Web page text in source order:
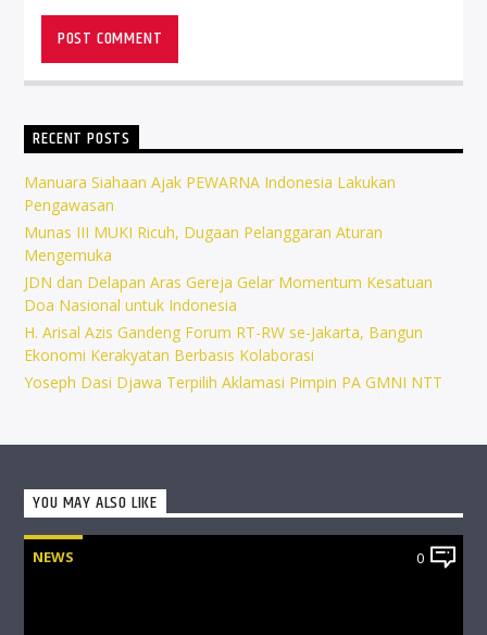
RECENT POSTS
Manuara Siahaan Ajak PEWARNA Indonesia Lakukan
Pengawasan
Munas III MUKI Ricuh, Dugaan Pelanggaran Aturan
Mengemuka
JDN dan Delapan Aras Gereja Gelar Momentum Kesatuan
Doa Nasional untuk Indonesia
H. Arisal Azis Gandeng Forum RT-RW se-Jakarta, Bangun
Ekonomi Kerakyatan Berbasis Kolaborasi
Yoseph Dasi Djawa Terpilih Aklamasi Pimpin PA GMNI NTT
YOU MAY ALSO LIKE
NEWS 0